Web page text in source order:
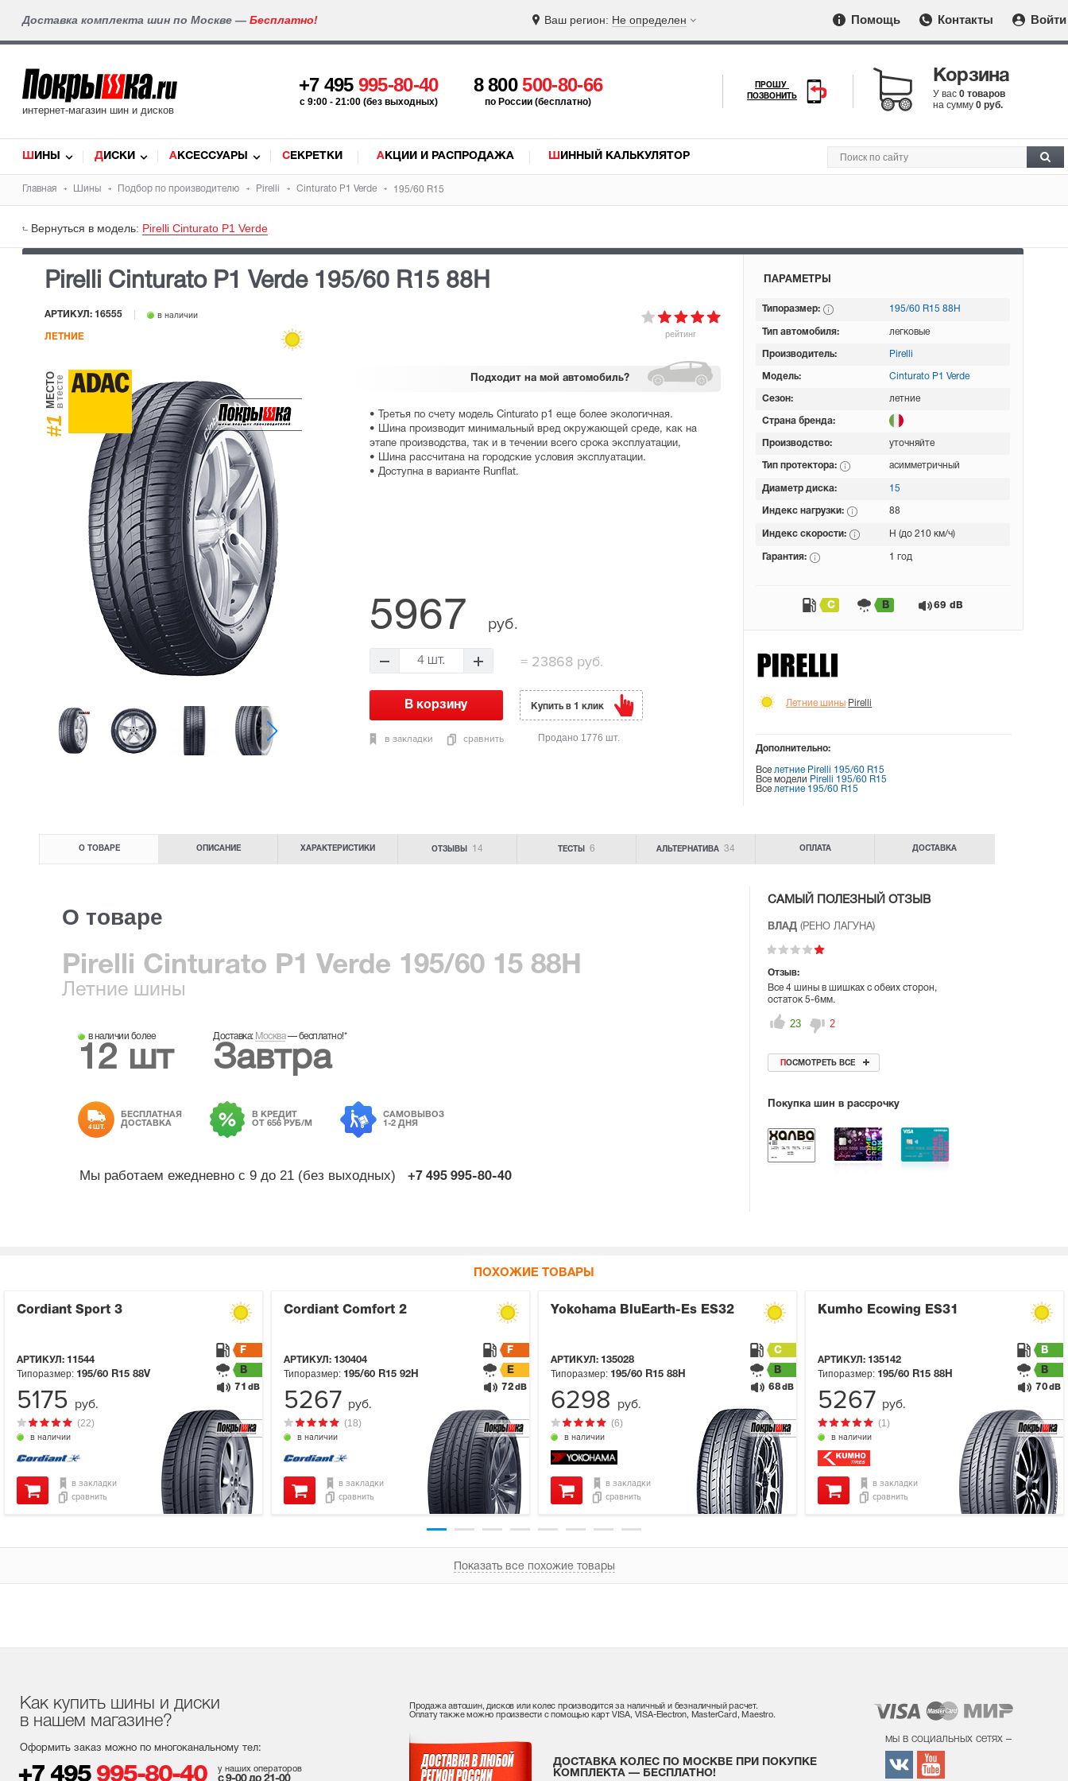
Доставка комплекта шин по Москве — Бесплатно! Ваш регион: Не определен Помощь Контакты Войти
интернет-магазин шин и дисков
+7 495 995-80-40
c 9:00 - 21:00 (без выходных)
8 800500-80-66
по России (бесплатно)
ПРОШУ
ПОЗВОНИТЬ
Корзина
У вас 0 товаров
на сумму 0 руб.
ШИНЫ ДИСКИ АКСЕССУАРЫ СЕКРЕТКИ АКЦИИ И РАСПРОДАЖА ШИННЫЙ КАЛЬКУЛЯТОР
Главная Шины Подбор по производителю Pirelli Cinturato P1 Verde 195/60 R15
Вернуться в модель: Pirelli Cinturato P1 Verde
Pirelli Cinturato P1 Verde 195/60 R15 88H
рейтинг
АРТИКУЛ: 16555 в наличии
ЛЕТНИЕ
#1
МЕСТОв тесте Подходит на мой автомобиль?
• Третья по счету модель Cinturato p1 еще более экологичная.
• Шина производит минимальный вред окружающей среде, как на
этапе производства, так и в течении всего срока эксплуатации,
• Шина рассчитана на городские условия эксплуатации.
• Доступна в варианте Runflat.
5967 руб.
4 шт. =23868 руб.
в закладки сравнить
Купить в 1 клик
Продано 1776 шт.
ПАРАМЕТРЫ
Типоразмер: 195/60 R15 88H
Тип автомобиля: легковые
Производитель: Pirelli
Модель: Cinturato P1 Verde
Сезон: летние
Страна бренда:
Производство: уточняйте
Тип протектора: асимметричный
Диаметр диска: 15
Индекс нагрузки: 88
Индекс скорости: H (до 210 км/ч)
Гарантия: 1 год
C B 69 dB
Летние шины Pirelli
Дополнительно:
Все летние Pirelli 195/60 R15
Все модели Pirelli 195/60 R15
Все летние 195/60 R15
О ТОВАРЕ ОПИСАНИЕ ХАРАКТЕРИСТИКИ ОТЗЫВЫ 14 ТЕСТЫ 6 АЛЬТЕРНАТИВА 34 ОПЛАТА ДОСТАВКА
О товаре
Pirelli Cinturato P1 Verde 195/60 15 88H
Летние шины
в наличии более
12 шт
Доставка: Москва—бесплатно!*
Завтра
4 ШТ.
БЕСПЛАТНАЯ
ДОСТАВКА
В КРЕДИТ
ОТ 656 РУБ/М
САМОВЫВОЗ
1-2 ДНЯ
Мы работаем ежедневно с 9 до 21 (без выходных) +7 495 995-80-40
САМЫЙ ПОЛЕЗНЫЙ ОТЗЫВ
ВЛАД (РЕНО ЛАГУНА)
Отзыв:
Все 4 шины в шишках с обеих сторон,
остаток 5-6мм.
23 2
ПОСМОТРЕТЬ ВСЕ
Покупка шин в рассрочку
ПОХОЖИЕ ТОВАРЫ
Cordiant Sport 3
АРТИКУЛ: 11544
в наличии
(22)
Типоразмер: 195/60 R15 88V
F
B
71 dB
в закладки
сравнить
5175 руб.
Cordiant Comfort 2
АРТИКУЛ: 130404
в наличии
(18)
Типоразмер: 195/60 R15 92H
F
E
72 dB
в закладки
сравнить
5267 руб.
Yokohama BluEarth-Es ES32
АРТИКУЛ: 135028
в наличии
(6)
Типоразмер: 195/60 R15 88H
C
B
68dB
в закладки
сравнить
6298 руб.
Kumho Ecowing ES31
АРТИКУЛ: 135142
в наличии
(1)
Типоразмер: 195/60 R15 88H
B
B
70 dB
в закладки
сравнить
5267 руб.
Показать все похожие товары
Как купить шины и диски
в нашем магазине?
Оформить заказ можно по многоканальному тел:
+7 495 995-80-40 у наших операторов
Продажа автошин, дисков или колес производится за наличный и безналичный расчет.
Оплату также можно произвести с помощью карт VISA, VISA-Electron, MasterCard, Maestro.
ДОСТАВКА КОЛЕС ПО МОСКВЕ ПРИ ПОКУПКЕ
КОМПЛЕКТА — БЕСПЛАТНО!
мы в социальных сетях –